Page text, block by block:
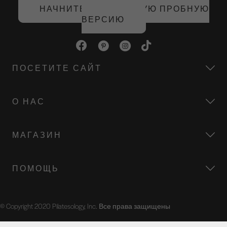
НАЧНИТЕ БЕСПЛАТНУЮ ПРОБНУЮ
ВЕРСИЮ
ПОСЕТИТЕ САЙТ
О НАС
МАГАЗИН
ПОМОЩЬ
© Copyright 2020 Pilatesology, Inc. Все права защищены